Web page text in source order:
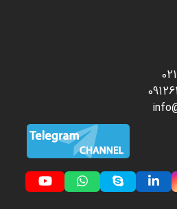
LinkedIn
Skype
Whatsapp